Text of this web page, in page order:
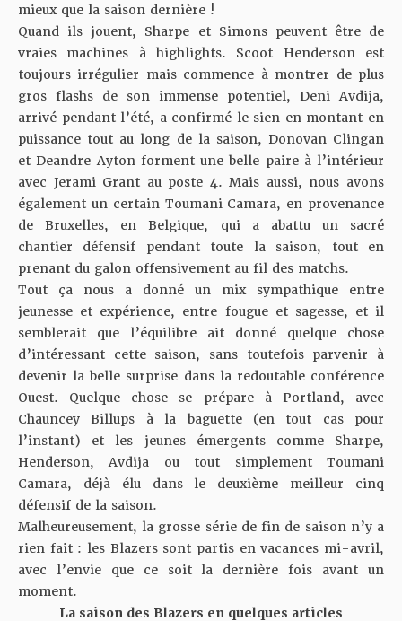
mieux que la saison dernière !
Quand ils jouent, Sharpe et Simons peuvent être de
vraies machines à highlights. Scoot Henderson est
toujours irrégulier mais commence à montrer de plus
gros flashs de son immense potentiel, Deni Avdija,
arrivé pendant l’été, a confirmé le sien en montant en
puissance tout au long de la saison, Donovan Clingan
et Deandre Ayton forment une belle paire à l’intérieur
avec Jerami Grant au poste 4. Mais aussi, nous avons
également un certain Toumani Camara, en provenance
de Bruxelles, en Belgique, qui a abattu un sacré
chantier défensif pendant toute la saison, tout en
prenant du galon offensivement au fil des matchs.
Tout ça nous a donné un mix sympathique entre
jeunesse et expérience, entre fougue et sagesse, et il
semblerait que l’équilibre ait donné quelque chose
d’intéressant cette saison, sans toutefois parvenir à
devenir la belle surprise dans la redoutable conférence
Ouest. Quelque chose se prépare à Portland, avec
Chauncey Billups à la baguette (en tout cas pour
l’instant) et les jeunes émergents comme Sharpe,
Henderson, Avdija ou tout simplement Toumani
Camara, déjà élu dans le deuxième meilleur cinq
défensif de la saison.
Malheureusement, la grosse série de fin de saison n’y a
rien fait : les Blazers sont partis en vacances mi-avril,
avec l’envie que ce soit la dernière fois avant un
moment.
La saison des Blazers en quelques articles